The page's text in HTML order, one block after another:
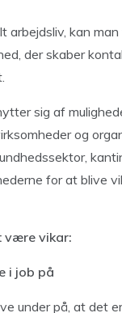
arbejdsliv, kan
der skaber
sig af
og
for at blive
være vikar:
i job på
under på, at det